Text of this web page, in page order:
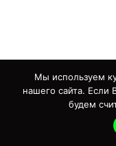
Мы используем
нашего сайта. Если
будем